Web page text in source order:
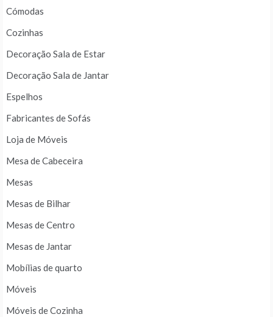
Cómodas
Cozinhas
Decoração Sala de Estar
Decoração Sala de Jantar
Espelhos
Fabricantes de Sofás
Loja de Móveis
Mesa de Cabeceira
Mesas
Mesas de Bilhar
Mesas de Centro
Mesas de Jantar
Mobílias de quarto
Móveis
Móveis de Cozinha